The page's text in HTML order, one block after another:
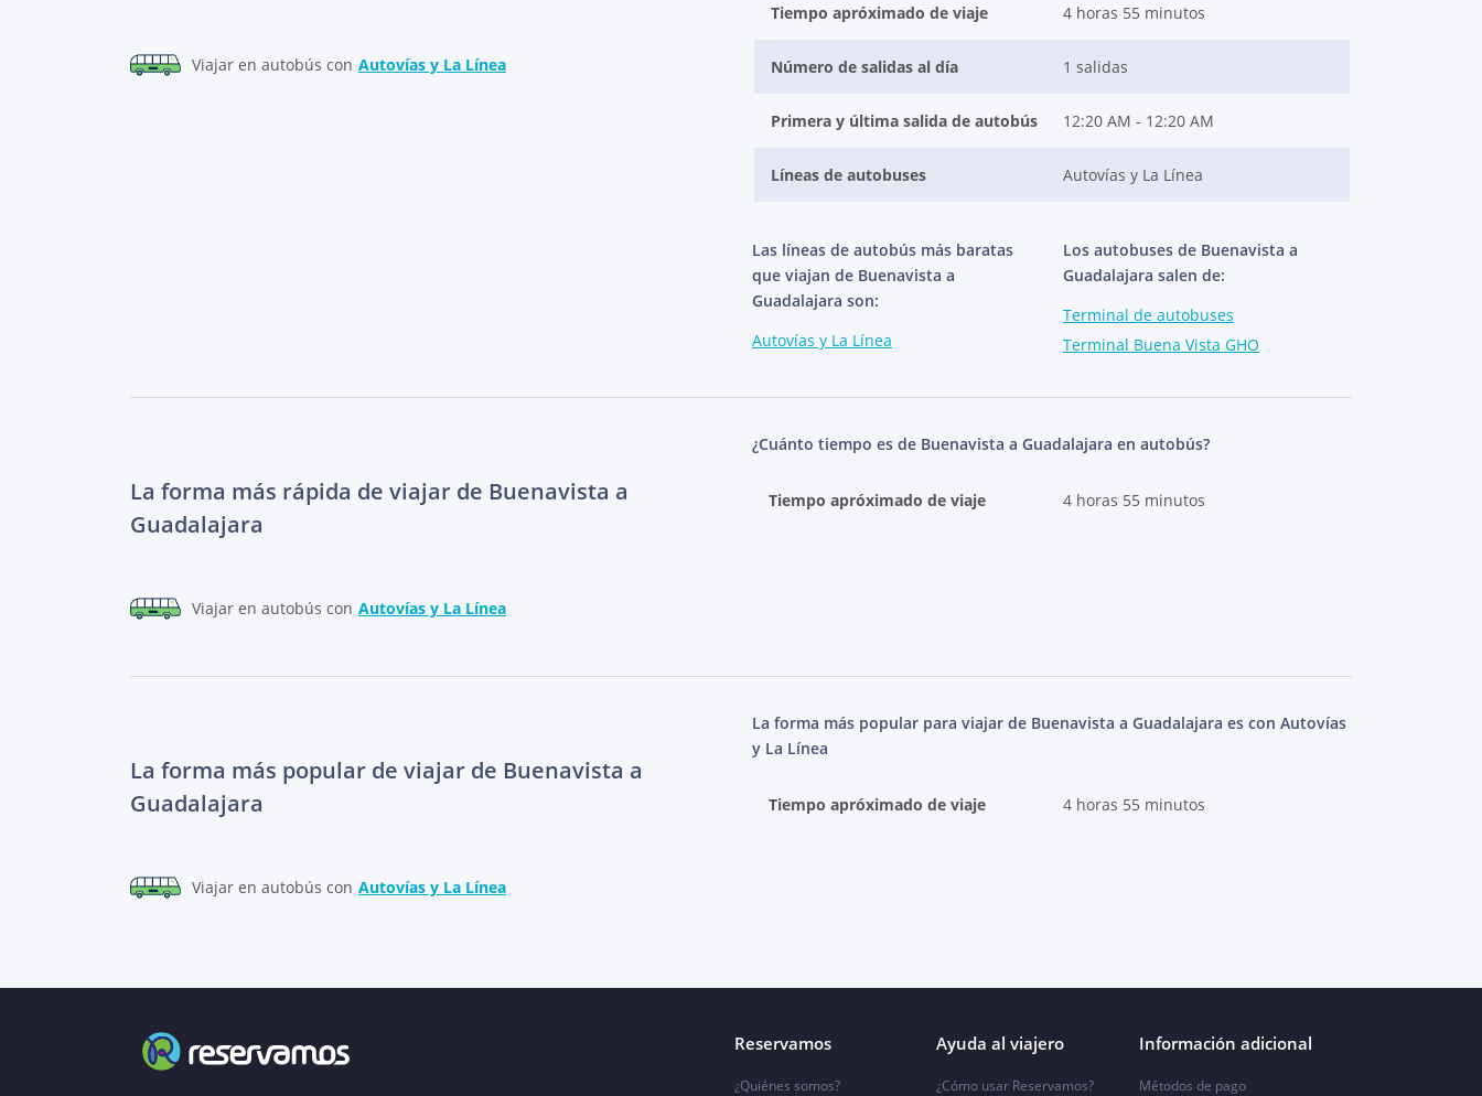
Viajar en autobús con Autovías y La Línea
Tiempo apróximado de viaje 4 horas 55 minutos
Número de salidas al día 1 salidas
Primera y última salida de autobús 12:20 AM - 12:20 AM
Líneas de autobuses Autovías y La Línea
Las líneas de autobús más baratas
que viajan de Buenavista a
Guadalajara son:
Autovías y La Línea
Los autobuses de Buenavista a
Guadalajara salen de:
Terminal de autobuses
Terminal Buena Vista GHO
La forma más rápida de viajar de Buenavista a
Guadalajara
Viajar en autobús con Autovías y La Línea
¿Cuánto tiempo es de Buenavista a Guadalajara en autobús?
Tiempo apróximado de viaje 4 horas 55 minutos
La forma más popular de viajar de Buenavista a
Guadalajara
Viajar en autobús con Autovías y La Línea
La forma más popular para viajar de Buenavista a Guadalajara es con Autovías
y La Línea
Tiempo apróximado de viaje 4 horas 55 minutos
Reservamos
¿Quiénes somos?
Ayuda al viajero
¿Cómo usar Reservamos?
Información adicional
Métodos de pago